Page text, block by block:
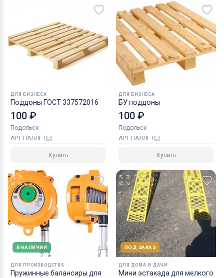
ДЛЯ БИЗНЕСА
Поддоны ГОСТ 337572016
100 ₽
Подольск
АРТ ПАЛЛЕТ
Купить
ДЛЯ БИЗНЕСА
БУ поддоны
100 ₽
Подольск
АРТ ПАЛЛЕТ
Купить
В НАЛИЧИИ
ДЛЯ ПРОИЗВОДСТВА
Пружинные балансиры для
ПОД ЗАКАЗ
ДЛЯ ДОМА И ДАЧИ
Мини эстакада для мелкого